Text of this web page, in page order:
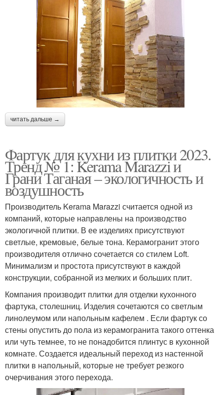
читать дальше →
Фартук для кухни из плитки 2023.
Тренд № 1: Kerama Marazzi и
Грани Таганая – экологичность и
воздушность
Производитель Kerama Marazzi считается одной из
компаний, которые направлены на производство
экологичной плитки. В ее изделиях присутствуют
светлые, кремовые, белые тона. Керамогранит этого
производителя отлично сочетается со стилем Loft.
Минимализм и простота присутствуют в каждой
конструкции, собранной из мелких и больших плит.
Компания производит плитки для отделки кухонного
фартука, столешниц. Изделия сочетаются со светлым
линолеумом или напольным кафелем . Если фартук со
стены опустить до пола из керамогранита такого оттенка
или чуть темнее, то не понадобится плинтус в кухонной
комнате. Создается идеальный переход из настенной
плитки в напольный, которые не требует резкого
очерчивания этого перехода.